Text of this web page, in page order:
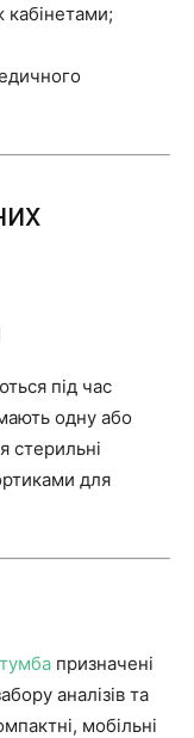
кабінетами;
під час
одну або
стерильні
для
призначені
аналізів та
мобільні